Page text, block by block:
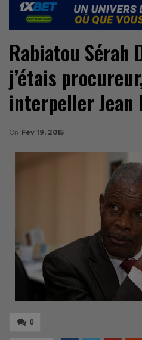
Rabiatou Sérah
j’étais
interpeller Jean
On Fév 19, 2015
0